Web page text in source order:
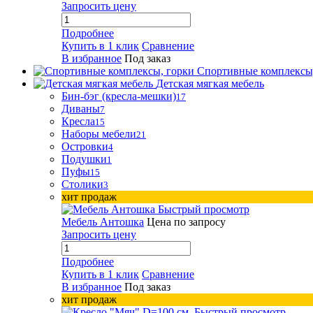
Запросить цену
Подробнее
Купить в 1 клик Сравнение
В избранное Под заказ
Спортивные
Детская мягкая мебель
Бин-бэг (кресла-мешки)17
Диваны7
Кресла15
Наборы мебели21
Островки4
Подушки1
Пуфы15
Столики3
хит продаж
Быстрый просмотр
Мебель Антошка Цена по запросу
Запросить цену
Подробнее
Купить в 1 клик Сравнение
В избранное Под заказ
хит продаж